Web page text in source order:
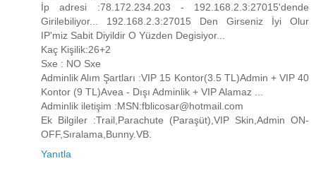
İp adresi :78.172.234.203 - 192.168.2.3:27015'dende
Girilebiliyor... 192.168.2.3:27015 Den Girseniz İyi Olur
IP'miz Sabit Diyildir O Yüzden Degisiyor...
Kaç Kişilik:26+2
Sxe : NO Sxe
Adminlik Alım Şartları :VIP 15 Kontor(3.5 TL)Admin + VIP 40
Kontor (9 TL)Avea - Dışı Adminlik + VIP Alamaz ...
Adminlik iletişim :MSN:fblicosar@hotmail.com
Ek Bilgiler :Trail,Parachute (Paraşüt),VIP Skin,Admin ON-
OFF,Sıralama,Bunny.VB.
Yanıtla